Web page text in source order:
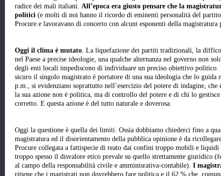
radice dei mali italiani. All’epoca era giusto pensare che la
politici (e molti di noi hanno il ricordo di eminenti personalità del partito
Procure e lavoravano di concerto con alcuni esponenti della
Oggi il clima è mutato. La liquefazione dei partiti tradizionali, la
nel Paese a precise ideologie, una qualche alternanza nel governo non
degli enti locali impediscono di individuare un preciso obiettivo politico.
sicuro il singolo magistrato è portatore di una sua ideologia che lo guida
p.m., si evidenziano soprattutto nell’esercizio del potere di indagine, che
la sua azione non è politica, ma di controllo del potere e di chi lo
corretto. E questa azione è del tutto naturale e doverosa.
Oggi la questione è quella dei limiti. Ossia dobbiamo chiederci fino a
magistratura ed il disorientamento della pubblica opinione è da
Procure collegata a fattispecie di reato dai confini troppo mobili e liquidi
troppo spesso il disvalore etico prevale su quello strettamente giuridico
al campo della responsabilità civile e amminisrativa-contabile). I
ritiene che i magistrati non dovrebbero fare politica e il 62 % che,